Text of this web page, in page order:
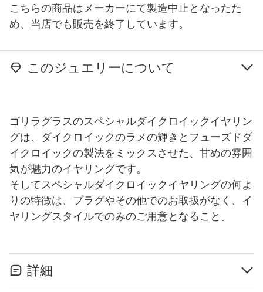
こちらの商品はメーカーにて製造中止となったた
め、当店でも販売を終了しています。
このジュエリーについて
ゴリラグラスのスペシャルダイクロイックイヤリン
グは、ダイクロイックのラメの輝きとフューズドダ
イクロイックの製法をミックスさせた、甘めの雰囲
気が魅力のイヤリングです。
そしてスペシャルダイクロイックイヤリングの何よ
りの特徴は、プラグやその他でのお取扱がなく、イ
ヤリングスタイルでのみのご用意となること。
詳細